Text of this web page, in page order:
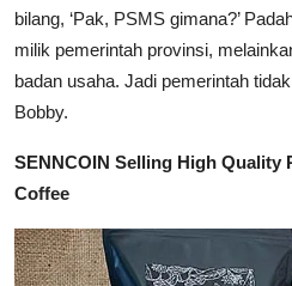
bilang, ‘Pak, PSMS gimana?’
milik pemerintah provinsi,
badan usaha. Jadi pemerintah
Bobby.
SENNCOIN Selling High Quality
Coffee